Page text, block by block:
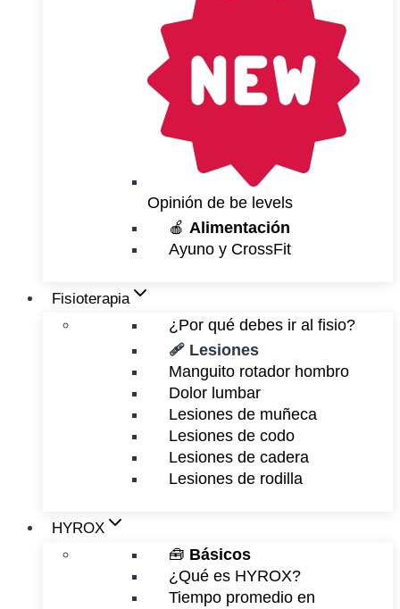
Opinión de be levels
🍎 Alimentación
Ayuno y CrossFit
Fisioterapia
¿Por qué debes ir al fisio?
🩹 Lesiones
Manguito rotador hombro
Dolor lumbar
Lesiones de muñeca
Lesiones de codo
Lesiones de cadera
Lesiones de rodilla
HYROX
🧰 Básicos
¿Qué es HYROX?
Tiempo promedio en